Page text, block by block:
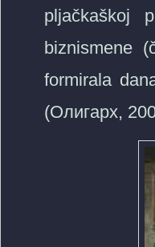
pljačkaškoj
biznismene
formirala
(Олигарх,